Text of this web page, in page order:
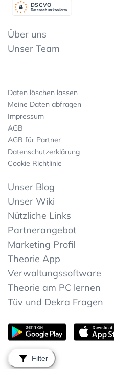
Filter
Datenschutzkonform
DSGVO
Über uns
Unser Team
Daten löschen lassen
Meine Daten abfragen
Impressum
AGB
AGB für Partner
Datenschutzerklärung
Cookie Richtlinie
Unser Blog
Unser Wiki
Nützliche Links
Partnerangebot
Marketing Profil
Theorie App
Verwaltungssoftware
Theorie am PC lernen
Tüv und Dekra Fragen